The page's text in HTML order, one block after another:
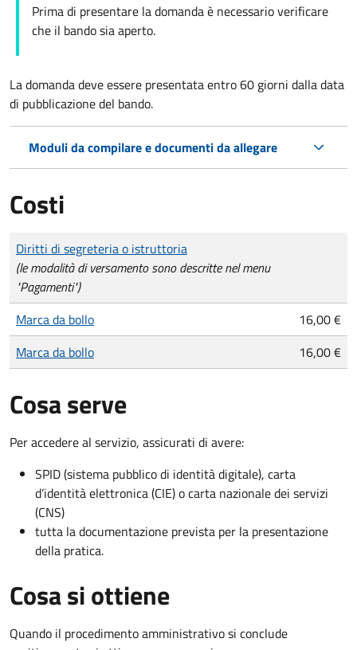
Prima di presentare la domanda è necessario verificare
che il bando sia aperto.
La domanda deve essere presentata entro 60 giorni dalla data
di pubblicazione del bando.
Moduli da compilare e documenti da allegare
Costi
Tipo di pagamento
Importo
Diritti di segreteria o istruttoria
(le modalità di versamento sono descritte nel menu
"Pagamenti")
Marca da bollo
16,00 €
Marca da bollo
16,00 €
Cosa serve
Per accedere al servizio, assicurati di avere:
SPID (sistema pubblico di identità digitale), carta
d’identità elettronica (CIE) o carta nazionale dei servizi
(CNS)
tutta la documentazione prevista per la presentazione
della pratica.
Cosa si ottiene
Quando il procedimento amministrativo si conclude